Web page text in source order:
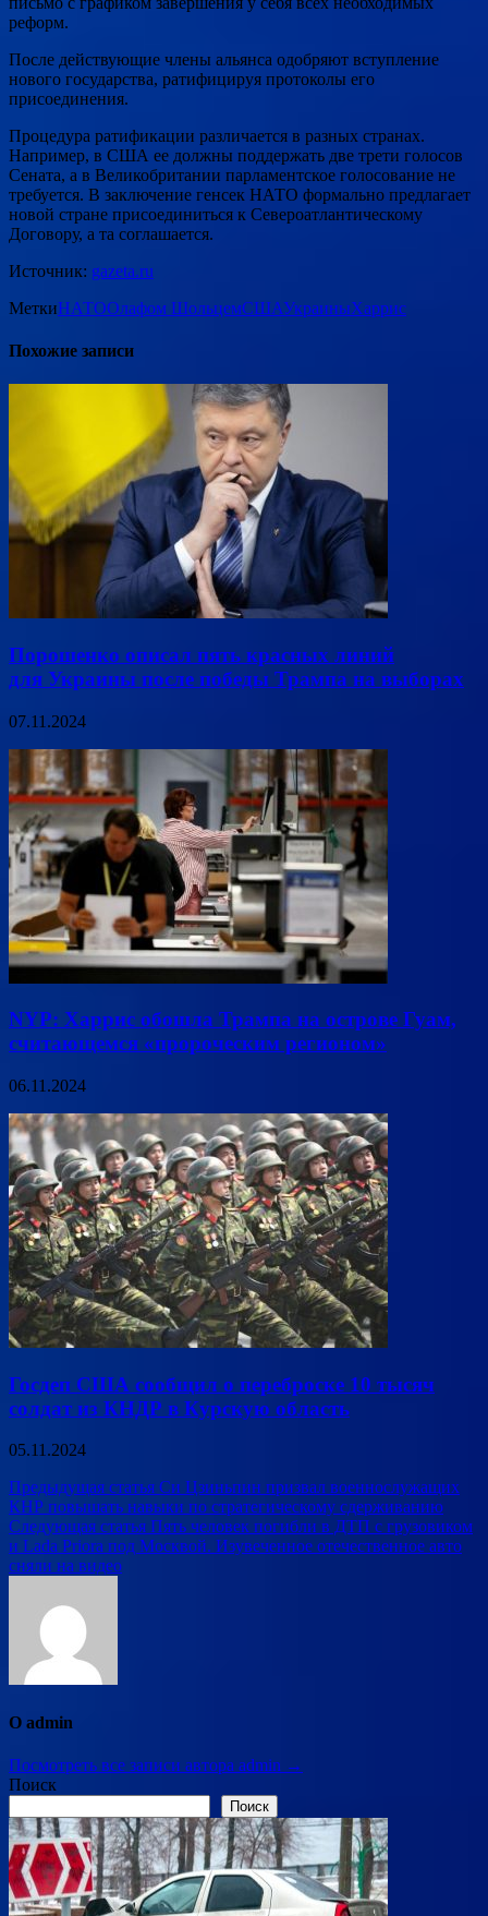
реформ.
После действующие члены альянса одобряют вступление
нового государства, ратифицируя протоколы его
присоединения.
Процедура ратификации различается в разных странах.
Например, в США ее должны поддержать две трети голосов
Сената, а в Великобритании парламентское голосование не
требуется. В заключение генсек НАТО формально предлагает
новой стране присоединиться к Североатлантическому
Договору, а та соглашается.
Источник: gazeta.ru
МеткиНАТООлафом ШольцемСШАУкраиныХаррис
Похожие записи
Порошенко описал пять красных линий
для Украины после победы Трампа на выборах
07.11.2024
NYP: Харрис обошла Трампа на острове Гуам,
считающемся «пророческим регионом»
06.11.2024
Госдеп США сообщил о переброске 10 тысяч
солдат из КНДР в Курскую область
05.11.2024
Навигация
по
записям
Предыдущая статья Си Цзиньпин призвал военнослужащих
КНР повышать навыки по стратегическому сдерживанию
Следующая статья Пять человек погибли в ДТП с грузовиком
и Lada Priora под Москвой. Изувеченное отечественное авто
сняли на видео
О admin
Посмотреть все записи автора admin →
Поиск
Поиск